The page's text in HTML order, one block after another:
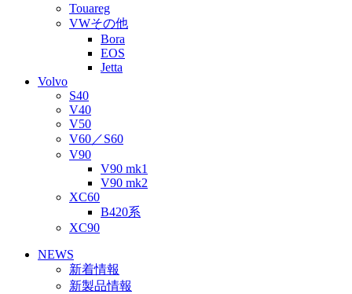
Touareg
VWその他
Bora
EOS
Jetta
Volvo
S40
V40
V50
V60／S60
V90
V90 mk1
V90 mk2
XC60
B420系
XC90
NEWS
新着情報
新製品情報